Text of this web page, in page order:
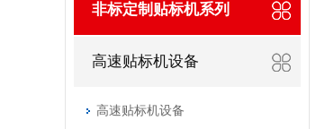
非标定制贴标机系列
高速贴标机设备
高速贴标机设备